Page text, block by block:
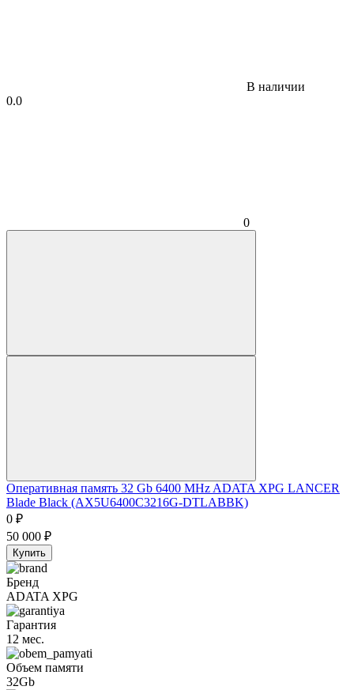
В наличии
0.0
0
Оперативная память 32 Gb 6400 MHz ADATA XPG LANCER
Blade Black (AX5U6400C3216G-DTLABBK)
0 ₽
50 000 ₽
Купить
Бренд
ADATA XPG
Гарантия
12 мес.
Объем памяти
32Gb